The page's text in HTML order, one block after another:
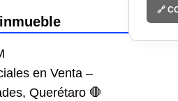
en Venta –
Querétaro 🛑
🔗